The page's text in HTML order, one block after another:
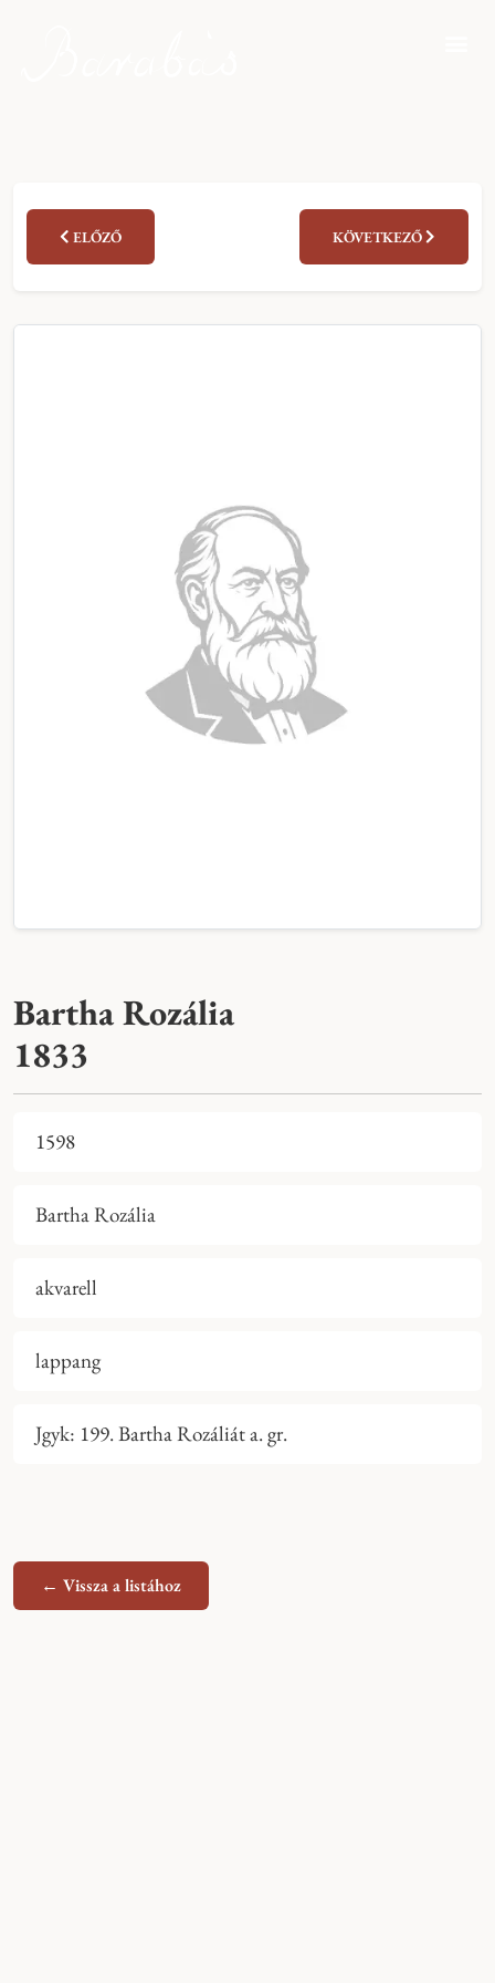
ELŐZŐ KÖVETKEZŐ
Bartha Rozália
1833
1598
Bartha Rozália
akvarell
lappang
Jgyk: 199. Bartha Rozáliát a. gr.
← Vissza a listához